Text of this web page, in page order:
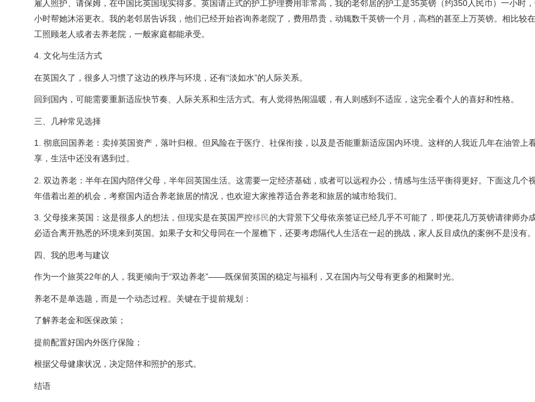
雇人照护、请保姆，在中国比英国现实得多。英国请正式的护工护理费用非常高，我的老邻居的护工是35英镑（约350人民币）一小时
小时帮她沐浴更衣。我的老邻居告诉我，他们已经开始咨询养老院了，费用昂贵，动辄数千英镑一个月，高档的甚至上万英镑。相比较
工照顾老人或者去养老院，一般家庭都能承受。
4. 文化与生活方式
在英国久了，很多人习惯了这边的秩序与环境，还有“淡如水”的人际关系。
回到国内，可能需要重新适应快节奏、人际关系和生活方式。有人觉得热闹温暖，有人则感到不适应，这完全看个人的喜好和性格。
三、几种常见选择
1. 彻底回国养老：卖掉英国资产，落叶归根。但风险在于医疗、社保衔接，以及是否能重新适应国内环境。这样的人我近几年在油管上
享，生活中还没有遇到过。
2. 双边养老：半年在国内陪伴父母，半年回英国生活。这需要一定经济基础，或者可以远程办公，情感与生活平衡得更好。下面这几个
年借着出差的机会，考察国内适合养老旅居的情况，也欢迎大家推荐适合养老和旅居的城市给我们。
3. 父母接来英国：这是很多人的想法，但现实是在英国严控移民的大背景下父母依亲签证已经几乎不可能了，即便花几万英镑请律师办
必适合离开熟悉的环境来到英国。如果子女和父母同在一个屋檐下，还要考虑隔代人生活在一起的挑战，家人反目成仇的案例不是没有。
四、我的思考与建议
作为一个旅英22年的人，我更倾向于“双边养老”——既保留英国的稳定与福利，又在国内与父母有更多的相聚时光。
养老不是单选题，而是一个动态过程。关键在于提前规划：
了解养老金和医保政策；
提前配置好国内外医疗保险；
根据父母健康状况，决定陪伴和照护的形式。
结语